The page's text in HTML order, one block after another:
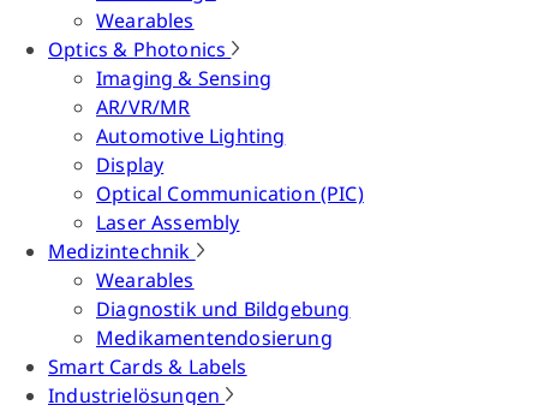
Wearables
Optics & Photonics
Imaging & Sensing
AR/VR/MR
Automotive Lighting
Display
Optical Communication (PIC)
Laser Assembly
Medizintechnik
Wearables
Diagnostik und Bildgebung
Medikamentendosierung
Smart Cards & Labels
Industrielösungen